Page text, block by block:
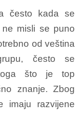
često kada se
misli se puno
od veština
često se
što je top
znanje. Zbog
imaju razvijene